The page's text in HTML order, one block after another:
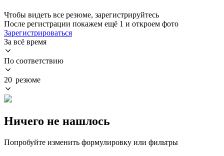
Чтобы видеть все резюме, зарегистрируйтесь
После регистрации покажем ещё 1 и откроем фото
Зарегистрироваться
За всё время
По соответствию
20 резюме
Ничего не нашлось
Попробуйте изменить формулировку или фильтры